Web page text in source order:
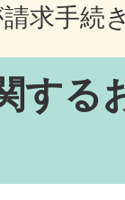
求手続
する